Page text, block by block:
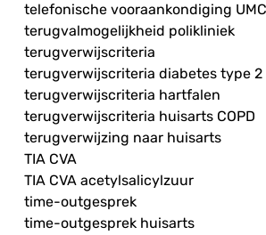
telefonische vooraankondiging
terugvalmogelijkheid polikliniek
terugverwijscriteria
terugverwijscriteria diabetes type 2
terugverwijscriteria hartfalen
terugverwijscriteria huisarts COPD
terugverwijzing naar huisarts
TIA CVA
TIA CVA acetylsalicylzuur
time-outgesprek
time-outgesprek huisarts